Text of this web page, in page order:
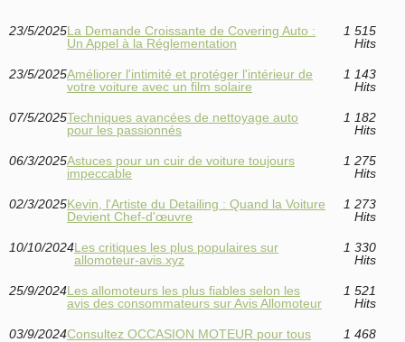
23/5/2025La Demande Croissante de Covering Auto :
Un Appel à la Réglementation
1 515
Hits
23/5/2025Améliorer l'intimité et protéger l'intérieur de
votre voiture avec un film solaire
1 143
Hits
07/5/2025Techniques avancées de nettoyage auto
pour les passionnés
1 182
Hits
06/3/2025Astuces pour un cuir de voiture toujours
impeccable
1 275
Hits
02/3/2025Kevin, l'Artiste du Detailing : Quand la Voiture
Devient Chef-d'œuvre
1 273
Hits
10/10/2024Les critiques les plus populaires sur
allomoteur-avis.xyz
1 330
Hits
25/9/2024Les allomoteurs les plus fiables selon les
avis des consommateurs sur Avis Allomoteur
1 521
Hits
03/9/2024Consultez OCCASION MOTEUR pour tous
1 468